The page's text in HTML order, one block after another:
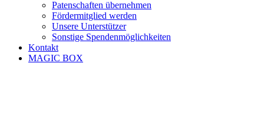
Patenschaften übernehmen
Fördermitglied werden
Unsere Unterstützer
Sonstige Spendenmöglichkeiten
Kontakt
MAGIC BOX